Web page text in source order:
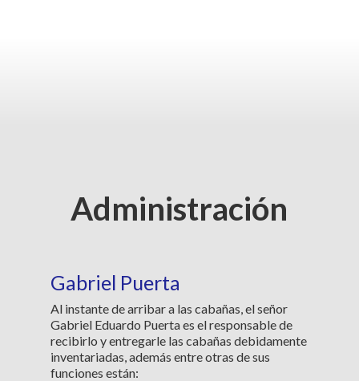
Administración
Gabriel Puerta
Al instante de arribar a las cabañas, el señor
Gabriel Eduardo Puerta es el responsable de
recibirlo y entregarle las cabañas debidamente
inventariadas, además entre otras de sus
funciones están: